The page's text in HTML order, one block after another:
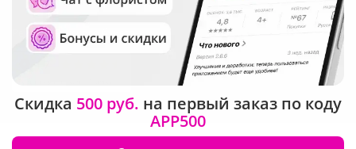
Рейтинг Русского букета
Скидка 500 руб. на первый заказ по коду
APP500